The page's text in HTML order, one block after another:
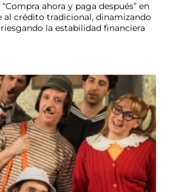
ahora y paga después” en
al crédito tradicional, dinamizando
la estabilidad financiera